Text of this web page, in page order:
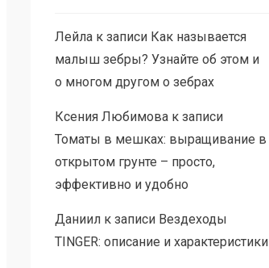
Лейлак записи Как называется
малыш зебры? Узнайте об этом и
о многом другом о зебрах
Ксения Любимовак записи
Томаты в мешках: выращивание в
открытом грунте – просто,
эффективно и удобно
Даниилк записи Вездеходы
TINGER: описание и характеристики